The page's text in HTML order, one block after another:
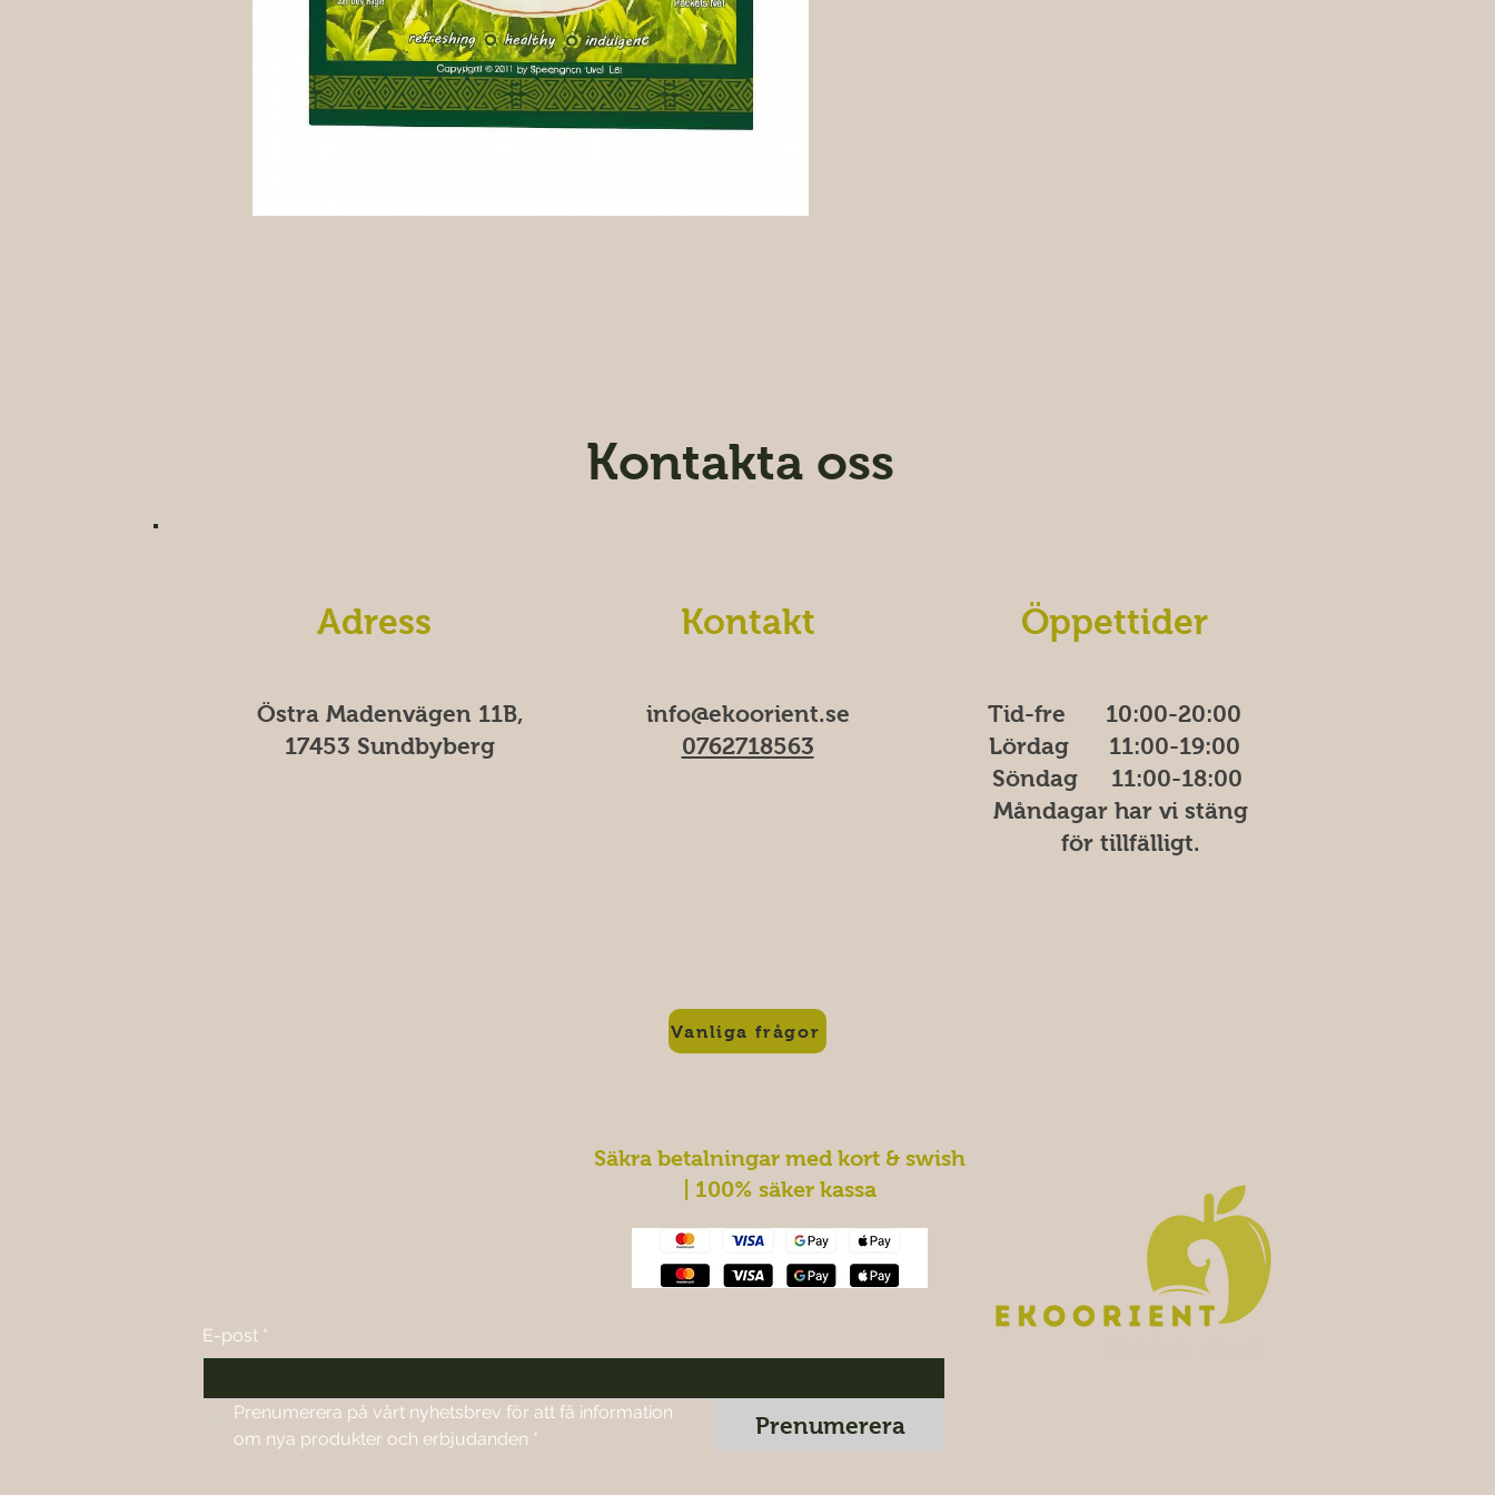
Kontakta oss
Adress
Östra Madenvägen 11B,
17453 Sundbyberg
Kontakt
info@ekoorient.se​​
0762718563
Vanliga frågor
Öppettider
Tid-fre 10:00-20​​​:00
Lördag 11:00-19:00
Söndag 11:00-18:00
Måndagar har vi stäng
för tillfälligt.
Säkra betalningar med kort & swish
| 100% säker kassa
E-post *
Prenumerera på vårt nyhetsbrev för att få information
om nya produkter och erbjudanden *
Prenumerera